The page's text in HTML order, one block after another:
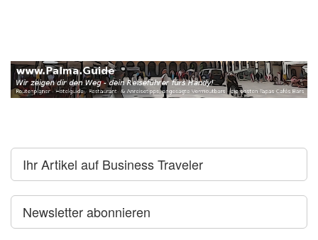
Ihr Artikel auf Business Traveler
Newsletter abonnieren